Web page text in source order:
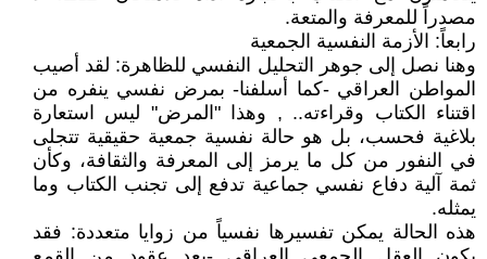
مصدراً للمعرفة والمتعة.
رابعاً: الأزمة النفسية الجمعية
وهنا نصل إلى جوهر التحليل النفسي للظاهرة: لقد أصيب
المواطن العراقي -كما أسلفنا- بمرض نفسي ينفره من
اقتناء الكتاب وقراءته.. , وهذا "المرض" ليس استعارة
بلاغية فحسب، بل هو حالة نفسية جمعية حقيقية تتجلى
في النفور من كل ما يرمز إلى المعرفة والثقافة، وكأن
ثمة آلية دفاع نفسي جماعية تدفع إلى تجنب الكتاب وما
يمثله.
هذه الحالة يمكن تفسيرها نفسياً من زوايا متعددة: فقد